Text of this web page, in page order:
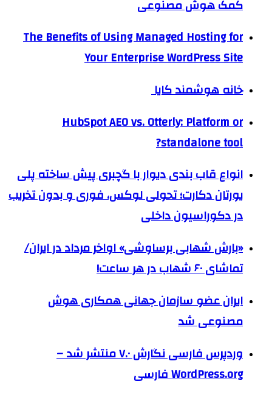
کمک هوش مصنوعی
The Benefits of Using Managed Hosting for
Your Enterprise WordPress Site
خانه هوشمند کایا
HubSpot AEO vs. Otterly: Platform or
standalone tool?
انواع قاب بندی دیوار با گچبری پیش ساخته پلی
یورتان دکارت؛ تحولی لوکس، فوری و بدون تخریب
در دکوراسیون داخلی
«بارش شهابی برساوشی» اواخر مرداد در ایران/
تماشای ۶۰ شهاب در هر ساعت!
ایران عضو سازمان جهانی همکاری هوش
مصنوعی شد
وردپرس فارسی نگارش ۷.۰ منتشر شد –
WordPress.org فارسی